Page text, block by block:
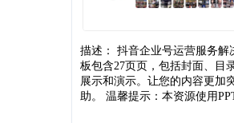
描述： 抖音企业号运营服务解
板包含27页页，包括封面、目
展示和演示。让您的内容更加
助。 温馨提示：本资源使用